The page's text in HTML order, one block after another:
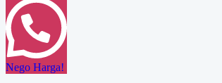
Nego Harga!